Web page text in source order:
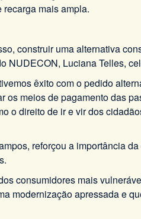
mais ampla.
construir uma alternativa
Luciana Telles,
êxito com o pedido
meios de pagamento das
o direito de ir e vir dos
reforçou a importância
consumidores mais
modernização apressada e